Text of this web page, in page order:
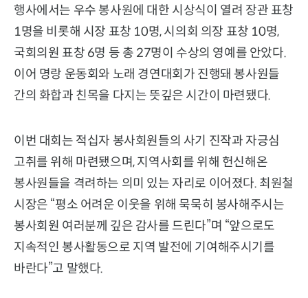
행사에서는 우수 봉사원에 대한 시상식이 열려 장관 표창
1명을 비롯해 시장 표창 10명, 시의회 의장 표창 10명,
국회의원 표창 6명 등 총 27명이 수상의 영예를 안았다.
이어 명랑 운동회와 노래 경연대회가 진행돼 봉사원들
간의 화합과 친목을 다지는 뜻깊은 시간이 마련됐다.
이번 대회는 적십자 봉사회원들의 사기 진작과 자긍심
고취를 위해 마련됐으며, 지역사회를 위해 헌신해온
봉사원들을 격려하는 의미 있는 자리로 이어졌다. 최원철
시장은 “평소 어려운 이웃을 위해 묵묵히 봉사해주시는
봉사회원 여러분께 깊은 감사를 드린다”며 “앞으로도
지속적인 봉사활동으로 지역 발전에 기여해주시기를
바란다”고 말했다.